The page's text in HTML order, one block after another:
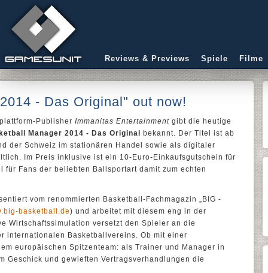
Reviews & Previews Spiele Filme
- Das Original" out now!
Publisher Immanitas Entertainment gibt die heutige
Manager 2014 - Das Original
bekannt. Der Titel ist ab
der Schweiz im stationären Handel sowie als digitaler
Im Preis inklusive ist ein 10-Euro-Einkaufsgutschein für
für Fans der beliebten Ballsportart damit zum echten
vom renommierten Basketball-Fachmagazin „BIG -
basketball.de) und arbeitet mit diesem eng in der
Wirtschaftssimulation versetzt den Spieler an die
internationalen Basketballvereins. Ob mit einer
europäischen Spitzenteam: als Trainer und Manager in
Geschick und gewieften Vertragsverhandlungen die